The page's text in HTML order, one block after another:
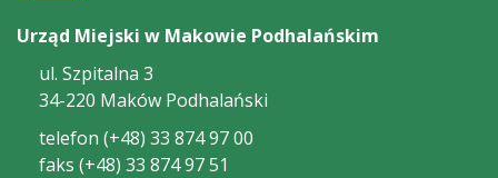
Urząd Miejski w Makowie Podhalańskim
ul. Szpitalna 3
34-220 Maków Podhalański
telefon (+48) 33 874 97 00
faks (+48) 33 874 97 51